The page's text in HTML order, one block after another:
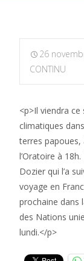
26
CONTINU
<p>Il viendra
climatiques
terres papoues,
l’Oratoire à
Dozier qui l’a
voyage en
prochaine dans
des Nations
lundi.</p>